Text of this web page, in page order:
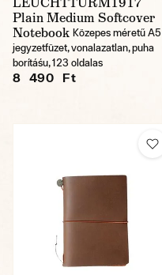
Plain Medium Softcover
Notebook Közepes méretű A5
jegyzetfüzet, vonalazatlan, puha
borítáśu, 123 oldalas
8 490 Ft